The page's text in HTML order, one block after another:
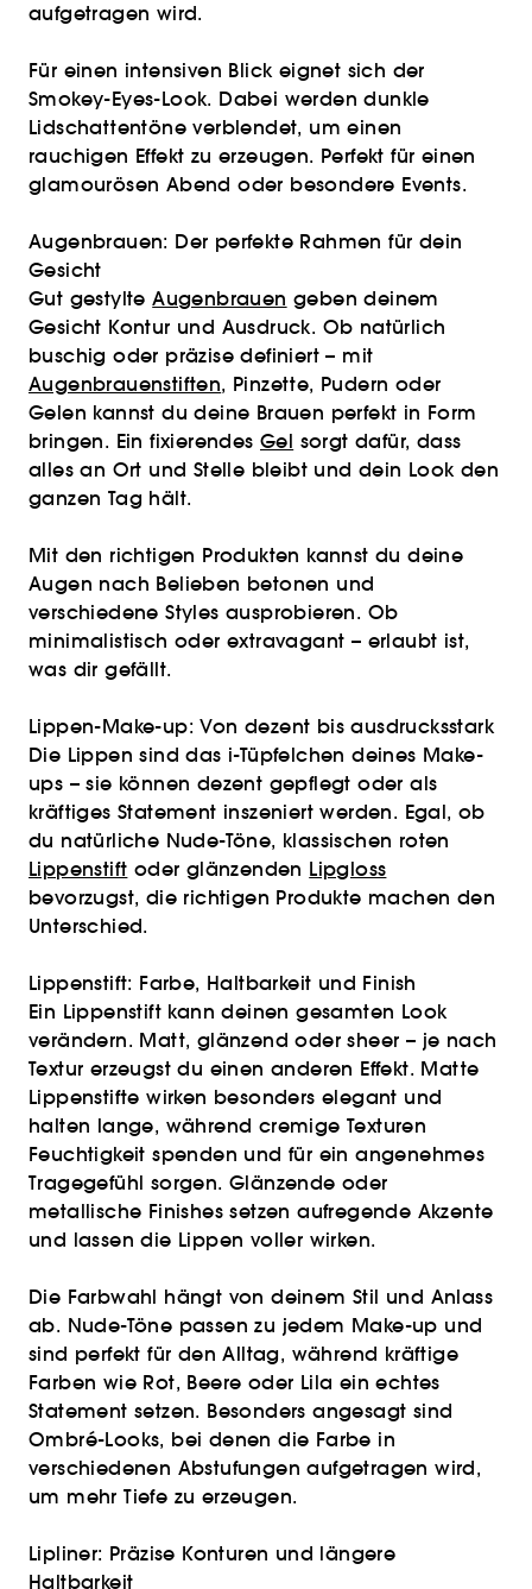
aufgetragen wird.
Für einen intensiven Blick eignet sich der
Smokey-Eyes-Look. Dabei werden dunkle
Lidschattentöne verblendet, um einen
rauchigen Effekt zu erzeugen. Perfekt für einen
glamourösen Abend oder besondere Events.
Augenbrauen: Der perfekte Rahmen für dein
Gesicht
Gut gestylteAugenbrauen geben deinem
Gesicht Kontur und Ausdruck. Ob natürlich
buschig oder präzise definiert – mit
Augenbrauenstiften, Pinzette, Pudern oder
Gelen kannst du deine Brauen perfekt in Form
bringen. Ein fixierendes Gel sorgt dafür, dass
alles an Ort und Stelle bleibt und dein Look den
ganzen Tag hält.
Mit den richtigen Produkten kannst du deine
Augen nach Belieben betonen und
verschiedene Styles ausprobieren. Ob
minimalistisch oder extravagant – erlaubt ist,
was dir gefällt.
Lippen-Make-up: Von dezent bis ausdrucksstark
Die Lippen sind das i-Tüpfelchen deines Make-
ups – sie können dezent gepflegt oder als
kräftiges Statement inszeniert werden. Egal, ob
du natürliche Nude-Töne, klassischen roten
Lippenstift oder glänzenden Lipgloss
bevorzugst, die richtigen Produkte machen den
Unterschied.
Lippenstift: Farbe, Haltbarkeit und Finish
Ein Lippenstift kann deinen gesamten Look
verändern. Matt, glänzend oder sheer – je nach
Textur erzeugst du einen anderen Effekt. Matte
Lippenstifte wirken besonders elegant und
halten lange, während cremige Texturen
Feuchtigkeit spenden und für ein angenehmes
Tragegefühl sorgen. Glänzende oder
metallische Finishes setzen aufregende Akzente
und lassen die Lippen voller wirken.
Die Farbwahl hängt von deinem Stil und Anlass
ab. Nude-Töne passen zu jedem Make-up und
sind perfekt für den Alltag, während kräftige
Farben wie Rot, Beere oder Lila ein echtes
Statement setzen. Besonders angesagt sind
Ombré-Looks, bei denen die Farbe in
verschiedenen Abstufungen aufgetragen wird,
um mehr Tiefe zu erzeugen.
Lipliner: Präzise Konturen und längere
Haltbarkeit